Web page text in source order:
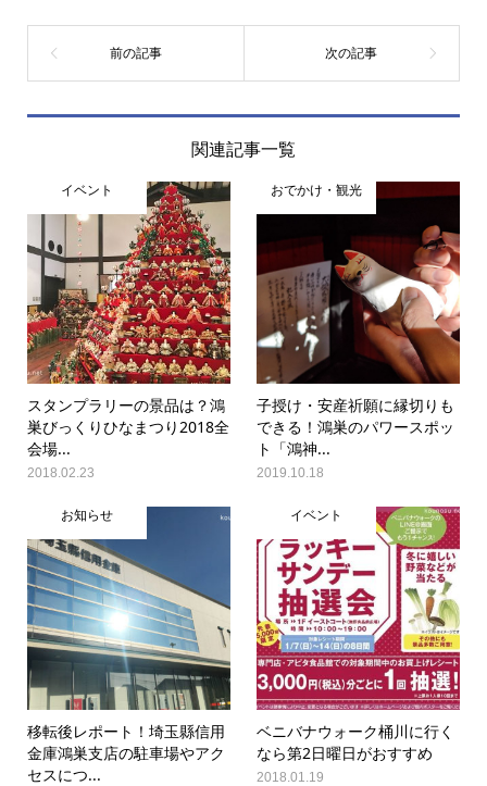
関連記事一覧
イベント
スタンプラリーの景品は？鴻
巣びっくりひなまつり2018全
会場...
2018.02.23
おでかけ・観光
子授け・安産祈願に縁切りも
できる！鴻巣のパワースポッ
ト「鴻神...
2019.10.18
お知らせ
移転後レポート！埼玉縣信用
金庫鴻巣支店の駐車場やアク
セスにつ...
イベント
ベニバナウォーク桶川に行く
なら第2日曜日がおすすめ
2018.01.19